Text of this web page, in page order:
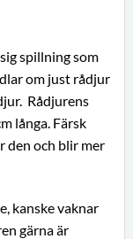
spillning som
om just rådjur
Rådjurens
långa. Färsk
den och blir mer
kanske vaknar
gärna är